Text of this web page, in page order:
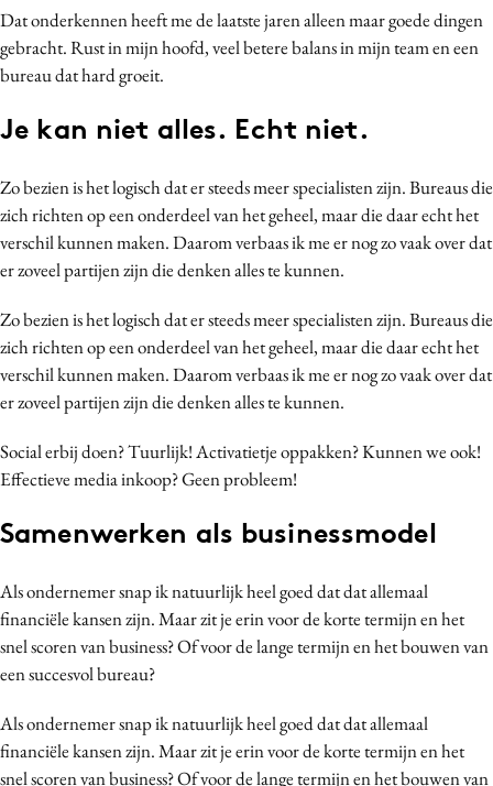
Dat onderkennen heeft me de laatste jaren alleen maar goede dingen
gebracht. Rust in mijn hoofd, veel betere balans in mijn team en een
bureau dat hard groeit.
Je kan niet alles. Echt niet.
Zo bezien is het logisch dat er steeds meer specialisten zijn. Bureaus die
zich richten op een onderdeel van het geheel, maar die daar echt het
verschil kunnen maken. Daarom verbaas ik me er nog zo vaak over dat
er zoveel partijen zijn die denken alles te kunnen.
Zo bezien is het logisch dat er steeds meer specialisten zijn. Bureaus die
zich richten op een onderdeel van het geheel, maar die daar echt het
verschil kunnen maken. Daarom verbaas ik me er nog zo vaak over dat
er zoveel partijen zijn die denken alles te kunnen.
Social erbij doen? Tuurlijk! Activatietje oppakken? Kunnen we ook!
Effectieve media inkoop? Geen probleem!
Samenwerken als businessmodel
Als ondernemer snap ik natuurlijk heel goed dat dat allemaal
financiële kansen zijn. Maar zit je erin voor de korte termijn en het
snel scoren van business? Of voor de lange termijn en het bouwen van
een succesvol bureau?
Als ondernemer snap ik natuurlijk heel goed dat dat allemaal
financiële kansen zijn. Maar zit je erin voor de korte termijn en het
snel scoren van business? Of voor de lange termijn en het bouwen van